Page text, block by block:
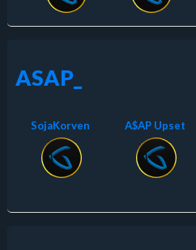
ASAP_
SojaKorven A$AP Upset